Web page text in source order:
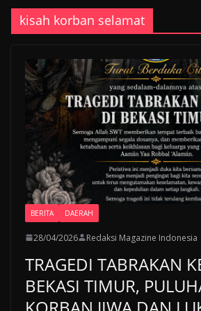
kisah korban selamat
BERITA DAERAH
28/04/2026 Redaksi Magazine Indonesia
TRAGEDI TABRAKAN
BEKASI TIMUR,